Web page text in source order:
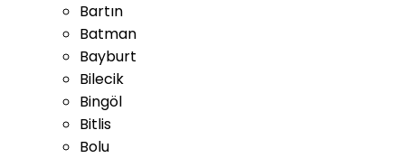
Bartın
Batman
Bayburt
Bilecik
Bingöl
Bitlis
Bolu